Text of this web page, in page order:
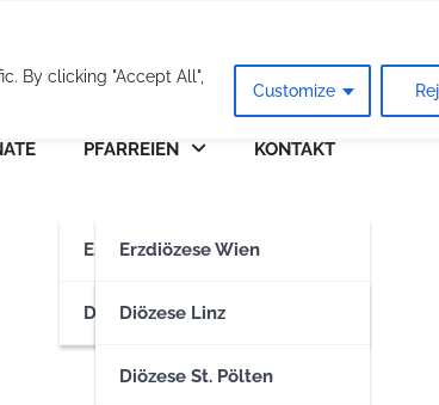
By clicking "Accept All",
Customize
Pfarreie
PFARREIEN
Erzdiözesen
Erzdiözese Wien
Erzdiözese Salzburg
DiözesenDiözese Linz
Diözese St. Pölten
KONTAKT